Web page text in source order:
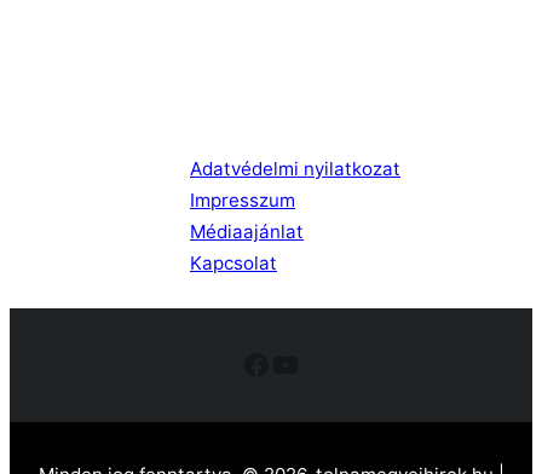
Adatvédelmi nyilatkozat
Impresszum
Médiaajánlat
Kapcsolat